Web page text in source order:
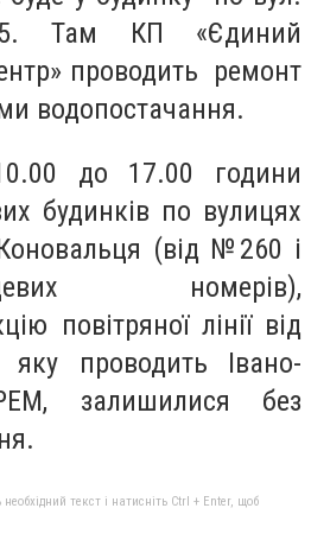
Там КП «Єдиний
проводить ремонт
водопостачання.
до 17.00 години
будинків по вулицях
(від №260 і
номерів),
повітряної лінії від
проводить Івано-
залишилися без
текст і натисніть Ctrl + Enter, щоб